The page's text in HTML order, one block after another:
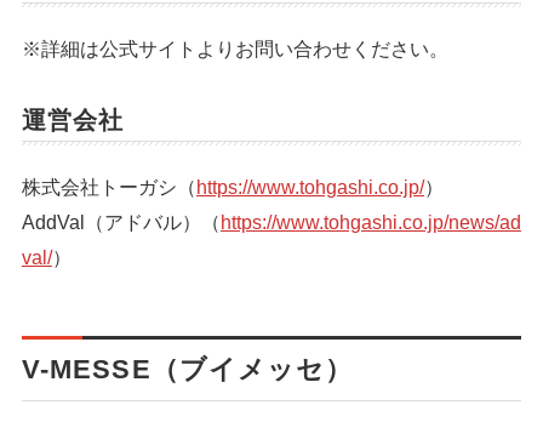
※詳細は公式サイトよりお問い合わせください。
運営会社
株式会社トーガシ（ https://www.tohgashi.co.jp/）
AddVal（アドバル）（ https://www.tohgashi.co.jp/news/ad
val/）
V-MESSE（ブイメッセ）